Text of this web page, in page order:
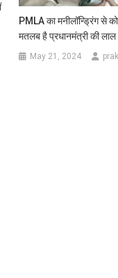
PMLA का मनीलॉन्ड्रिंग से
मतलब है प्रधानमंत्री की
May 21, 2024